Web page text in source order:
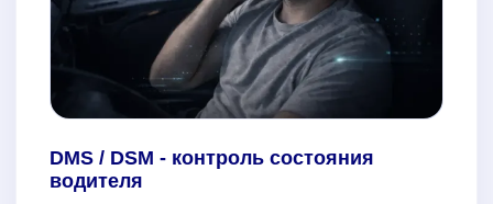
DMS / DSM - контроль состояния
водителя